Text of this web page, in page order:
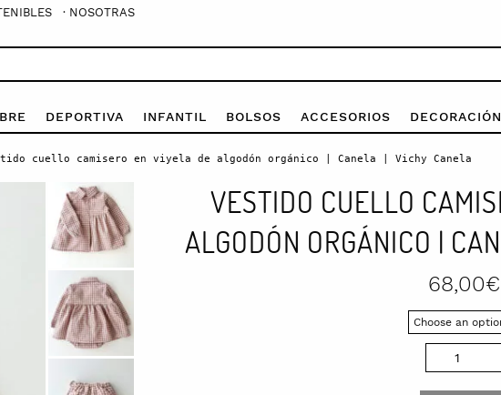
· NOSOTRAS
DEPORTIVA INFANTIL BOLSOS ACCESORIOS DECORACIÓN
cuello camisero en viyela de algodón orgánico | Canela | Vichy Canela
VESTIDO CUELLO
ALGODÓN ORGÁNICO |
68,00€